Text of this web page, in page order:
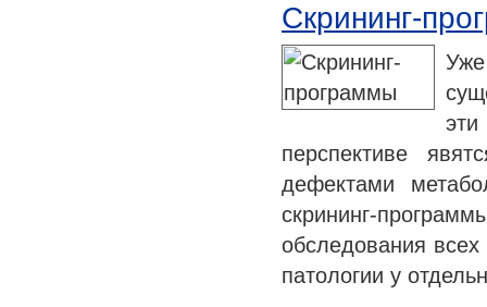
Скрининг-
перспективе
дефектами
скрининг-
обследования
патологии у